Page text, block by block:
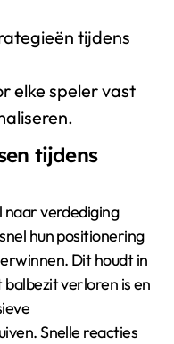
tijdens
elke speler vast
tijdens
naar verdediging
hun positionering
Dit houdt in
verloren is en
Snelle reacties